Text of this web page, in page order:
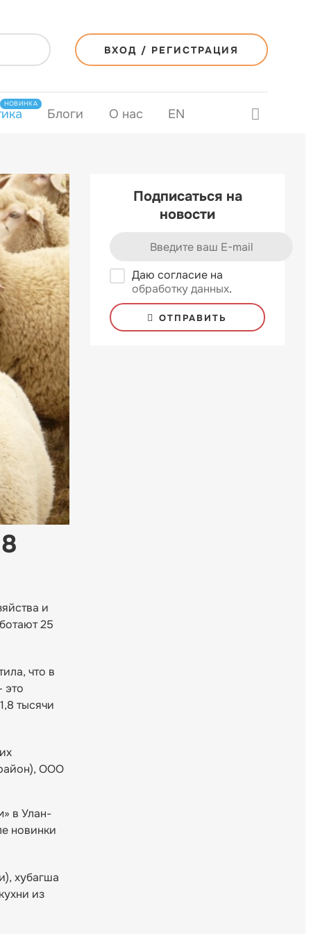
ВХОД / РЕГИСТРАЦИЯ
НОВИНКА
Блоги О нас EN
и
25
что в
это
тысячи
ООО
в Улан-
новинки
хубагша
из
Подписаться на
новости
Даю согласие на
обработку данных.
ОТПРАВИТЬ